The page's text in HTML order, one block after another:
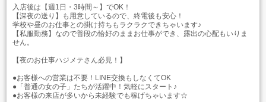
入店後は【週1日・3時間～】でOK！
【深夜の送り】も用意しているので、終電後も安心！
学校や昼のお仕事との掛け持ちもラクラクできちゃいます♪
【私服勤務】なので普段の恰好のままお仕事ができ、露出の心配もいりま
せん。
【夜のお仕事ハジメテさん必見！】
●お客様への営業は不要！LINE交換もしなくてOK
●「普通の女の子」たちが活躍中！気軽にスタート♪
●お客様の来店が多いから未経験でも稼げちゃいます☆